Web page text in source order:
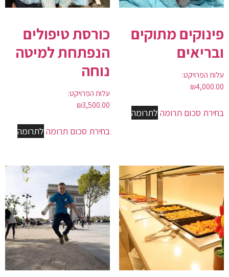
פינוקים מתוקים
ובריאים
עלות הפרויקט:
₪4,000.00
בחירת סכום תרומה לתרומה
כורסת טיפולים
הנפתחת למיטה
נוחה
עלות הפרויקט:
₪3,500.00
בחירת סכום תרומה לתרומה